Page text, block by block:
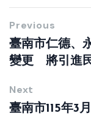
Previous
臺南市仁德、
變更 將引進
Next
臺南市115年3